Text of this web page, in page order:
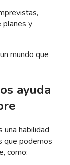
planes y
mundo que
ayuda
habilidad
que podemos
como: